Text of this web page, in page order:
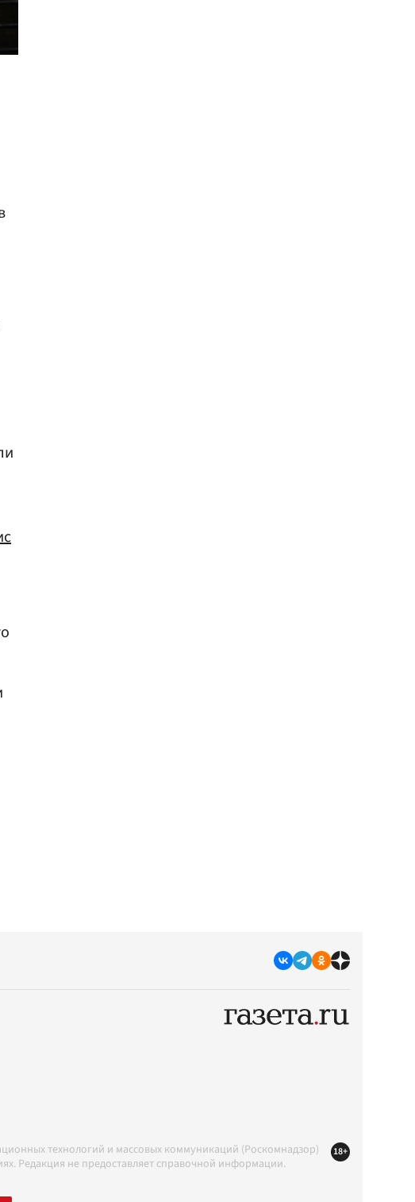
технологий и массовых коммуникаций (Роскомнадзор)
Редакция не предоставляет справочной информации.
18+